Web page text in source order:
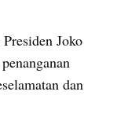
Joko